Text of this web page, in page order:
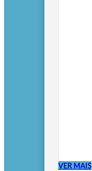
VER MAIS